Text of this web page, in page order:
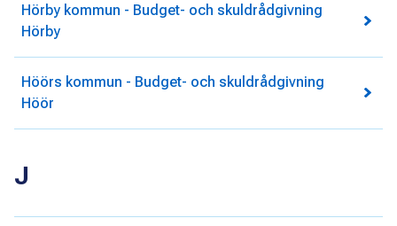
Hörby kommun - Budget- och skuldrådgivning
Hörby
Höörs kommun - Budget- och skuldrådgivning
Höör
J